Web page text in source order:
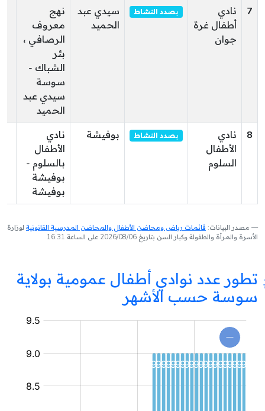
7
نادي
أطفال غرة
جوان
بصدد النشاط
سيدي عبد
الحميد
نهج
معروف
الرصافي ،
بئر
الشباك -
سوسة
سيدي عبد
الحميد
8
نادي
الأطفال
السلوم
بصدد النشاط بوفيشة
نادي
الأطفال
بالسلوم -
بوفيشة
بوفيشة
مصدر البيانات: قائمات رياض ومحاضن الأطفال والمحاضن المدرسية القانونية لوزارة
الأسرة والمرأة والطفولة وكبار السن بتاريخ 2026/08/06 على الساعة 16:31
تطور عدد نوادي أطفال عمومية بولاية
سوسة حسب الأشهر